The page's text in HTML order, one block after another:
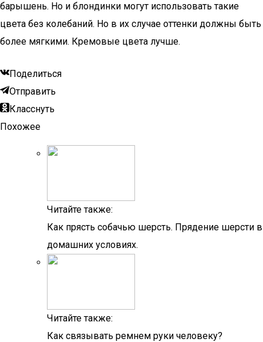
барышень. Но и блондинки могут использовать такие
цвета без колебаний. Но в их случае оттенки должны быть
более мягкими. Кремовые цвета лучше.
Поделиться
Отправить
Класснуть
Похожее
Читайте также:
Как прясть собачью шерсть. Прядение шерсти в
домашних условиях.
Читайте также:
Как связывать ремнем руки человеку?